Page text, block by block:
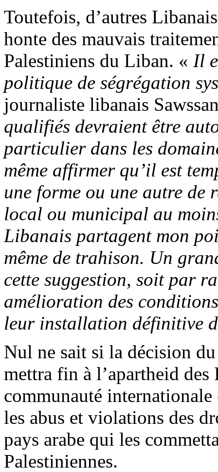
Toutefois, d’autres
honte des mauvais
Palestiniens du Liban. « Il
politique de ségrégation
journaliste libanais
qualifiés devraient être
particulier dans les
même affirmer qu’il est
une forme ou une autre
local ou municipal au
Libanais partagent mon
même de trahison. Un
cette suggestion, soit par
amélioration des
leur installation définitive
Nul ne sait si la décision
mettra fin à l’apartheid
communauté
les abus et violations des
pays arabe qui les
Palestiniennes.